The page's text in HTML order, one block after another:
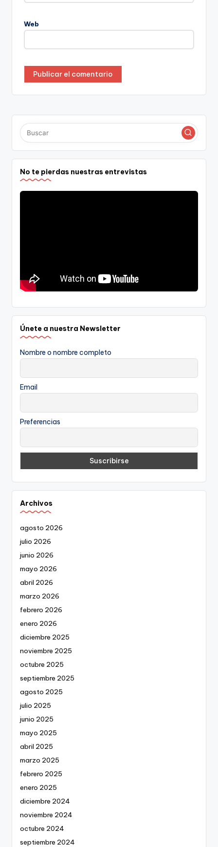
Web
No te pierdas nuestras entrevistas
Únete a nuestra Newsletter
Nombre o nombre completo
Email
Preferencias
Archivos
agosto 2026
julio 2026
junio 2026
mayo 2026
abril 2026
marzo 2026
febrero 2026
enero 2026
diciembre 2025
noviembre 2025
octubre 2025
septiembre 2025
agosto 2025
julio 2025
junio 2025
mayo 2025
abril 2025
marzo 2025
febrero 2025
enero 2025
diciembre 2024
noviembre 2024
octubre 2024
septiembre 2024